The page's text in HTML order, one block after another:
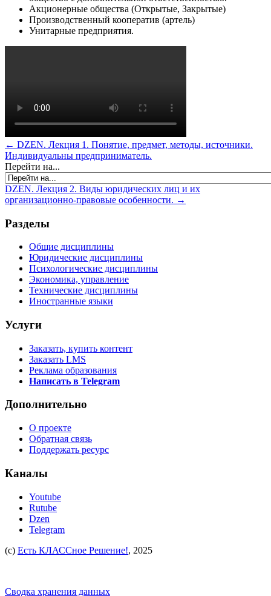
Акционерные общества (Открытые, Закрытые)
Производственный кооператив (артель)
Унитарные предприятия.
← DZEN. Лекция 1. Понятие, предмет, методы, источники.
Индивидуальны предприниматель.
Перейти на...
DZEN. Лекция 2. Виды юридических лиц и их
организационно-правовые особенности. →
Разделы
Общие дисциплины
Юридические дисциплины
Психологические дисциплины
Экономика, управление
Технические дисциплины
Иностранные языки
Услуги
Заказать, купить контент
Заказать LMS
Реклама образования
Написать в Telegram
Дополнительно
О проекте
Обратная связь
Поддержать ресурс
Каналы
Youtube
Rutube
Dzen
Telegram
(c) Есть КЛАССное Решение!, 2025
Сводка хранения данных